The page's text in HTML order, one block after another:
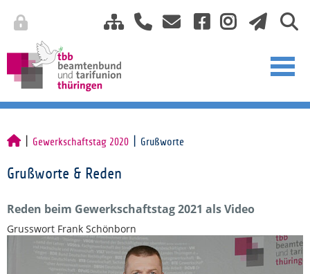
Gewerkschaftstag 2020 Grußworte
Grußworte & Reden
Reden beim Gewerkschaftstag 2021 als Video
Grusswort Frank Schönborn